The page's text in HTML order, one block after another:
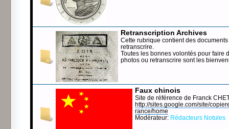
Retranscription Archives
Cette rubrique contient des
retranscrire.
Toutes les bonnes volontés pour faire
photos ou retranscrire sont les
Faux chinois
Site de référence de Franck
http://sites.google.com/site/
rance/home
Modérateur: Rédacteurs Notules